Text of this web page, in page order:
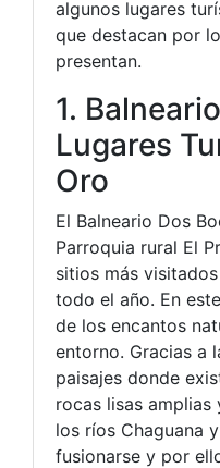
algunos lugares
que destacan por
presentan.
1.
Lugares
Oro
El Balneario Dos
Parroquia rural El
sitios más
todo el año. En
de los encantos
entorno. Gracias a
paisajes donde
rocas lisas amplias
los ríos Chaguana
fusionarse y por